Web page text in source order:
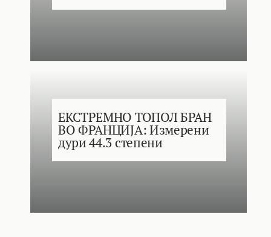
ЕКСТРЕМНО ТОПОЛ БРАН
ВО ФРАНЦИЈА: Измерени
дури 44.3 степени